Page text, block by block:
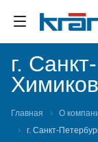
г.
Главная О
г. Санкт-